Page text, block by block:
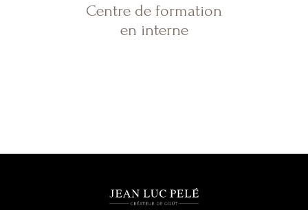
Centre de formation
en interne